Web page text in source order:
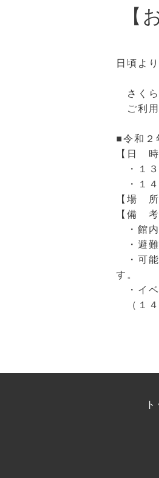
【
日頃よ
さくら
ご利用
■令和２
【日
・１３
・１４
【場
【備 考
・館内
・避難
・可能
す。
・イベ
（１４